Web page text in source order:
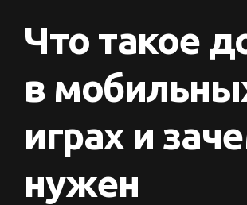
Что такое
в
играх и
нужен